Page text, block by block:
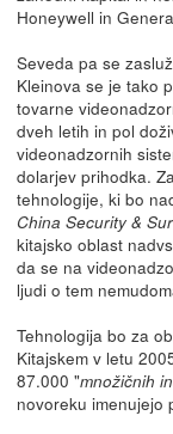
Honeywell in
Seveda pa se
Kleinova se je tako
tovarne
dveh letih in pol
videonadzornih
dolarjev prihodka.
tehnologije, ki bo
China Security &
kitajsko oblast
da se na
ljudi o tem
Tehnologija bo za
Kitajskem v letu
87.000 "množičnih
novoreku imenujejo